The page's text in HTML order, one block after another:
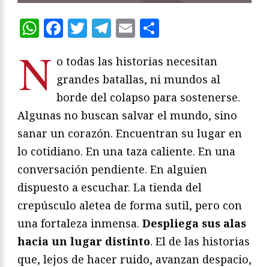
WhatsApp
Facebook
Twitter
Telegram
Email
N o todas las historias necesitan
grandes batallas, ni mundos al
borde del colapso para sostenerse.
Algunas no buscan salvar el mundo, sino
sanar un corazón. Encuentran su lugar en
lo cotidiano. En una taza caliente. En una
conversación pendiente. En alguien
dispuesto a escuchar. La tienda del
crepúsculo aletea de forma sutil, pero con
una fortaleza inmensa. Despliega sus alas
hacia un lugar distinto. El de las historias
que, lejos de hacer ruido, avanzan despacio,